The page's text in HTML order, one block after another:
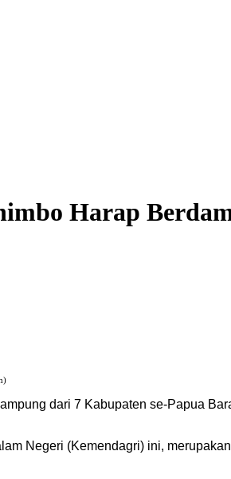
Harap
dari 7 Kabupaten se-Papua
Negeri (Kemendagri) ini,